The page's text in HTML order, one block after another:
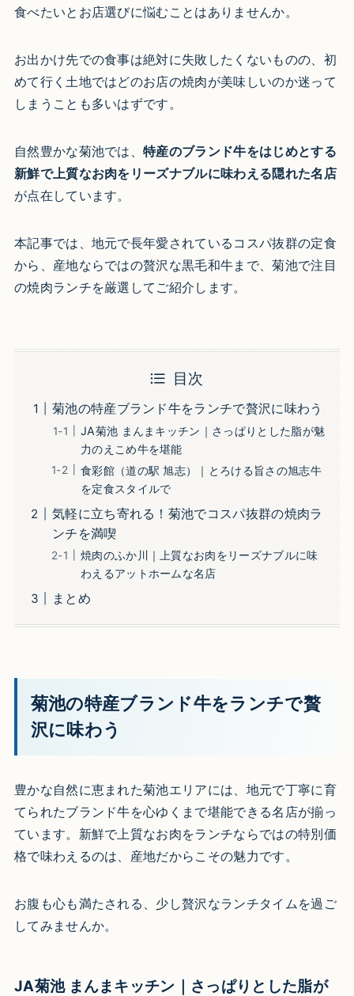
食べたいとお店選びに悩むことはありませんか。
お出かけ先での食事は絶対に失敗したくないものの、初
めて行く土地ではどのお店の焼肉が美味しいのか迷って
しまうことも多いはずです。
自然豊かな菊池では、特産のブランド牛をはじめとする
新鮮で上質なお肉をリーズナブルに味わえる隠れた名店
が点在しています。
本記事では、地元で長年愛されているコスパ抜群の定食
から、産地ならではの贅沢な黒毛和牛まで、菊池で注目
の焼肉ランチを厳選してご紹介します。
目次
菊池の特産ブランド牛をランチで贅沢に味わう
JA菊池 まんまキッチン｜さっぱりとした脂が魅
力のえこめ牛を堪能
食彩館（道の駅 旭志）｜とろける旨さの旭志牛
を定食スタイルで
気軽に立ち寄れる！菊池でコスパ抜群の焼肉ラ
ンチを満喫
焼肉のふか川｜上質なお肉をリーズナブルに味
わえるアットホームな名店
まとめ
菊池の特産ブランド牛をランチで贅
沢に味わう
豊かな自然に恵まれた菊池エリアには、地元で丁寧に育
てられたブランド牛を心ゆくまで堪能できる名店が揃っ
ています。新鮮で上質なお肉をランチならではの特別価
格で味わえるのは、産地だからこその魅力です。
お腹も心も満たされる、少し贅沢なランチタイムを過ご
してみませんか。
JA菊池 まんまキッチン｜さっぱりとした脂が